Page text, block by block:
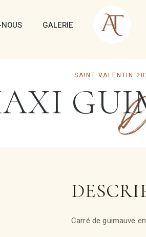
GALERIE
SAINT VALENTIN
Carré de guimauve